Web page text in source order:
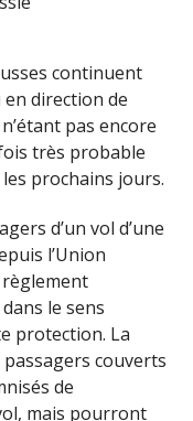
continuent
en direction de
pas encore
très probable
prochains jours.
d’un vol d’une
l’Union
le sens
protection. La
couverts
de
mais pourront